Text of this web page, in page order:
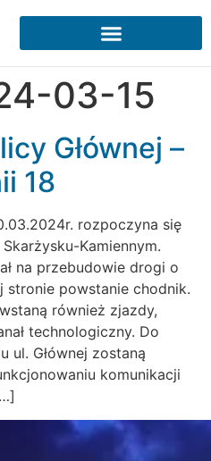
03-15
Głównej –
18
rozpoczyna się
Kamiennym.
na przebudowie drogi o
stronie powstanie chodnik.
również zjazdy,
technologiczny. Do
ul. Głównej zostaną
komunikacji